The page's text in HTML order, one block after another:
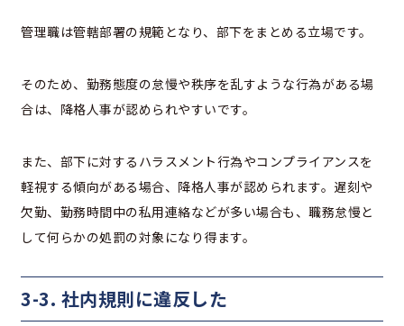
管理職は管轄部署の規範となり、部下をまとめる立場です。
そのため、勤務態度の怠慢や秩序を乱すような行為がある場
合は、降格人事が認められやすいです。
また、部下に対するハラスメント行為やコンプライアンスを
軽視する傾向がある場合、降格人事が認められます。遅刻や
欠勤、勤務時間中の私用連絡などが多い場合も、職務怠慢と
して何らかの処罰の対象になり得ます。
3-3. 社内規則に違反した